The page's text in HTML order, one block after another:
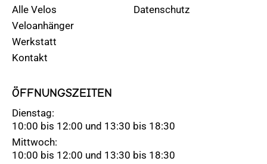
Alle Velos
Veloanhänger
Werkstatt
Kontakt
Datenschutz
ÖFFNUNGSZEITEN
Dienstag:
10:00 bis 12:00 und 13:30 bis 18:30
Mittwoch:
10:00 bis 12:00 und 13:30 bis 18:30